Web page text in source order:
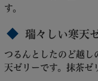
す。
瑞々しい寒天
つるんとしたのど越し
天ゼリーです。抹茶ゼ